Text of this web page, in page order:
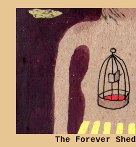
The Forever Shed